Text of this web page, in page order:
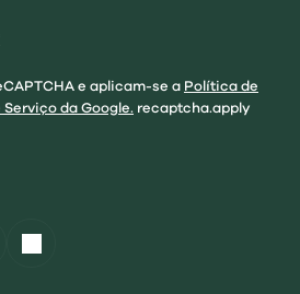
e aplicam-se a Política de
Serviço da Google. recaptcha.apply